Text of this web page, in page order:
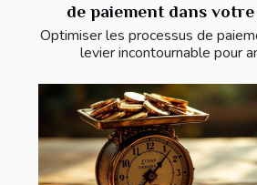
de paiement dans
Optimiser les processus de
levier incontournable pour